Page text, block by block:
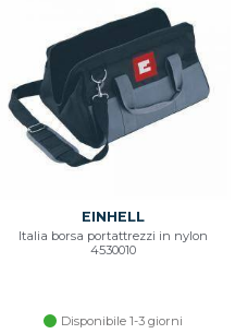
EINHELL
Italia borsa portattrezzi in nylon
4530010
Disponibile 1-3 giorni